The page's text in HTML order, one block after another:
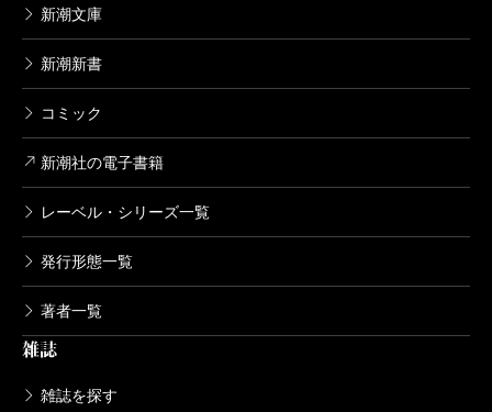
な内容も聞かねばならず、1審、2審の判決が下される
度に、上訴してもらうように検察庁宛てに意見書を作
の権利が被害者には無いからです。何度も公判記録を
読み返し作成に当たりましたが、忘れたいはずの娘の
殺害状況を、繰り返し頭の中にすり込む大変辛い作業
でした。辛くても苦しくても大変でも、娘の命を奪っ
た三人を死刑にする為には手を緩めることはできませ
ん。署名活動を続けたのも同じ気持ちからです。その
と川岸は無期懲役で結審し願いは叶いませんでした。
しかし、結審からわずか20日余り後に犯人の一人で
新潮文庫
新潮新書
コミック
新潮社の電子書籍
レーベル・シリーズ一覧
発行形態一覧
著者一覧
雑誌
雑誌を探す